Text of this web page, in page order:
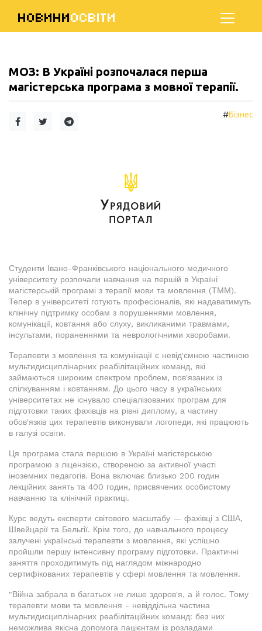
НОВИНИОСВІТИ
МОЗ: В Україні розпочалася перша
магістерська програма з мовної терапії.
#Бізнес
Студенти Івано-Франківського національного медичного
університету розпочали навчання на першій в Україні
магістерській програмі з терапії мови та мовлення (ТММ).
Тепер в університеті готують професіоналів, які надаватимуть
клінічну підтримку особам з порушеннями мовлення,
комунікації, ковтання або слуху, викликаними травмами,
інсультами, пораненнями та неврологічними хворобами.
Терапевти з мовлення та комунікації є невід'ємною частиною
мультидисциплінарних реабілітаційних команд, які
займаються широким спектром проблем, пов'язаних із
спілкуванням і ковтанням. До цього часу в українських
університетах не існувало спеціалізованих програм для
підготовки таких фахівців на рівні диплому, а частину
обов'язків цих терапевтів виконували логопеди, які працюють
в галузі освіти.
Ця програма стала першою в Україні магістерською
програмою з ліцензією, створеною за активної участі
іноземних педагогів. Вона включає близько 200 годин
лекційних занять та 400 годин, присвячених особистому
навчанню та клінічній практиці.
Курс ведуть експерти світового масштабу — фахівці з США,
Швейцарії та Бельгії. Крім того, до навчального процесу
залучені українські терапевти з мовлення, які успішно
пройшли першу інтенсивну програму підготовки. Практичні
заняття проходитимуть під наглядом міжнародно
сертифікованих терапевтів у сфері мовлення та мовлення.
"Війна забрала в багатьох не лише здоров'я, а й голос. Тому
терапевти мови та мовлення - невіддільна частина
мультидисциплінарних реабілітаційних команд: без них
неможлива якісна допомога пацієнтам із розладами